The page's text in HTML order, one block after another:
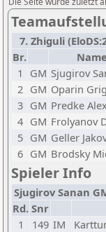
7. Zhiguli
Br.
Name
1
GM Sjugirov
2 GM Oparin
3 GM Predke
4 GM Frolyanov
5 GM Geller
6 GM Brodsky
Spieler Info
Sjugirov Sanan
Rd. Snr
1
149 IM